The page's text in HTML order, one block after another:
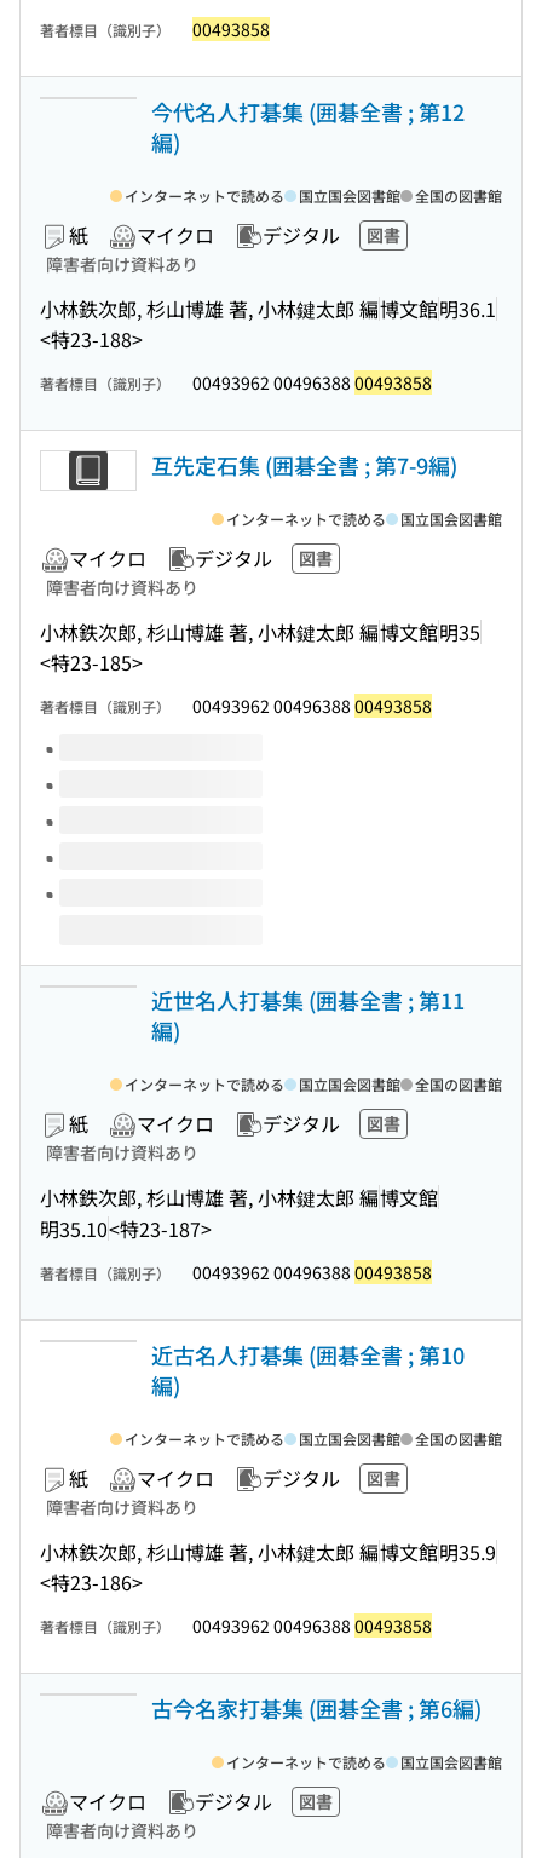
著者標目（識別子） 00493858
今代名人打碁集 (囲碁全書 ; 第12
編)
紙 マイクロ デジタル
図書
障害者向け資料あり
小林鉄次郎, 杉山博雄 著, 小林鍵太郎 編博文館明36.1
<特23-188>
インターネットで読める 国立国会図書館 全国の図書館
著者標目（識別子） 00493962 00496388 00493858
互先定石集 (囲碁全書 ; 第7-9編)
マイクロ デジタル
図書
障害者向け資料あり
小林鉄次郎, 杉山博雄 著, 小林鍵太郎 編博文館明35
<特23-185>
インターネットで読める 国立国会図書館
著者標目（識別子） 00493962 00496388 00493858
このタイトルの巻号
近世名人打碁集 (囲碁全書 ; 第11
編)
紙 マイクロ デジタル
図書
障害者向け資料あり
小林鉄次郎, 杉山博雄 著, 小林鍵太郎 編博文館
明35.10<特23-187>
インターネットで読める 国立国会図書館 全国の図書館
著者標目（識別子） 00493962 00496388 00493858
近古名人打碁集 (囲碁全書 ; 第10
編)
紙 マイクロ デジタル
図書
障害者向け資料あり
小林鉄次郎, 杉山博雄 著, 小林鍵太郎 編博文館明35.9
<特23-186>
インターネットで読める 国立国会図書館 全国の図書館
著者標目（識別子） 00493962 00496388 00493858
古今名家打碁集 (囲碁全書 ; 第6編)
マイクロ デジタル
図書
障害者向け資料あり
インターネットで読める 国立国会図書館